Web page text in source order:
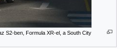
S2-ben, Formula XR-el, a South City